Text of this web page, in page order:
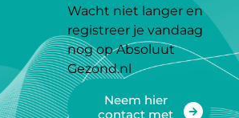
Wacht niet langer en
registreer je vandaag
nog op Absoluut
Gezond.nl
Neem hier
contact met